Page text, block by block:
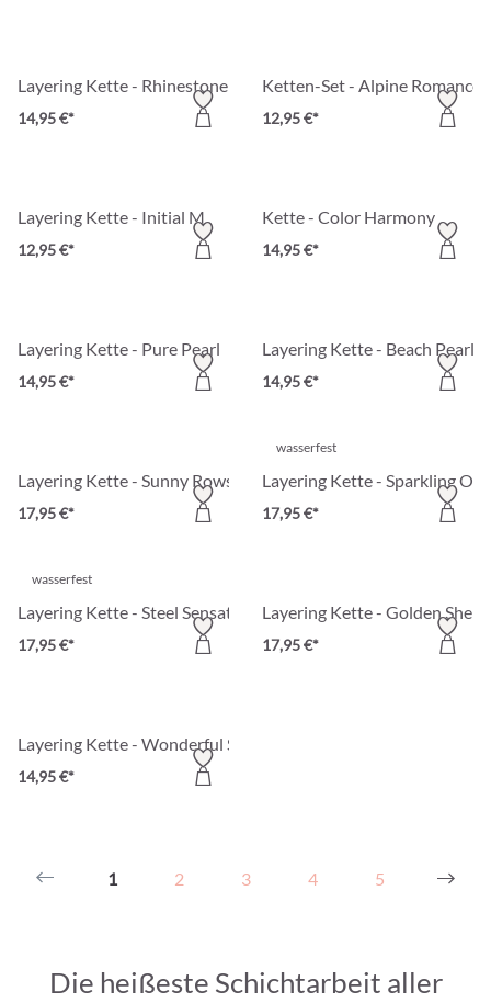
Layering Kette - Rhinestone Shine
14,95 €*
Ketten-Set - Alpine Romance
12,95 €*
Layering Kette - Initial M
12,95 €*
Kette - Color Harmony
14,95 €*
Layering Kette - Pure Pearl
14,95 €*
Layering Kette - Beach Pearls
14,95 €*
Layering Kette - Sunny Rows
17,95 €*
wasserfest
Layering Kette - Sparkling
17,95 €*
wasserfest
Layering Kette - Steel Sensation
17,95 €*
Layering Kette - Golden Shells
17,95 €*
Layering Kette - Wonderful Shine
14,95 €*
1 2 3 4 5
Die heißeste Schichtarbeit aller